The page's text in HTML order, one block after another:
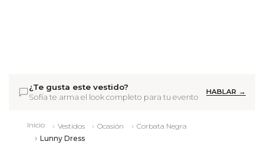
¿Te gusta este vestido?
Sofía te arma el look completo para tu evento
HABLAR →
Inicio Vestidos Ocasión
Corbata Negra
Lunny Dress